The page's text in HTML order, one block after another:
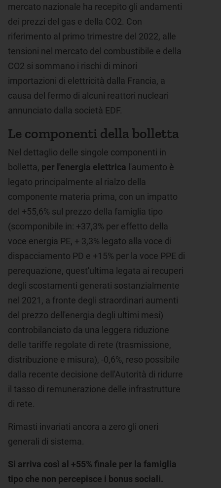
mercato nazionale ha recepito gli andamenti
dei prezzi del gas e della CO2. Con
riferimento al primo trimestre del 2022, alle
tensioni nel mercato del combustibile e della
CO2 si sommano i rischi di minori
importazioni di elettricità dalla Francia, a
causa del fermo di alcuni reattori nucleari
annunciato dalla società EDF.
Le componenti della bolletta
Nel dettaglio delle singole componenti in
bolletta, per l'energia elettrica l'aumento è
legato principalmente al rialzo della
componente materia prima, con un impatto
del +55,6% sul prezzo della famiglia tipo
(scomponibile in: +37,3% per effetto della
voce energia PE, + 3,3% legato alla voce di
dispacciamento PD e +15% per la voce PPE di
perequazione, quest'ultima legata ai recuperi
degli scostamenti generati sostanzialmente
nel 2021, a fronte degli straordinari aumenti
del prezzo dell'energia degli ultimi mesi)
controbilanciato da una leggera riduzione
delle tariffe regolate di rete (trasmissione,
distribuzione e misura), -0,6%, reso possibile
dalla recente decisione dell'Autorità di ridurre
il tasso di remunerazione delle infrastrutture
di rete.
Rimasti invariati ancora a zero gli oneri
generali di sistema.
Si arriva così al +55% finale per la famiglia
tipo che non percepisce i bonus sociali.